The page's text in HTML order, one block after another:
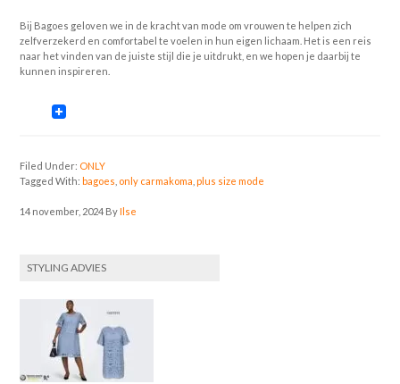
Bij Bagoes geloven we in de kracht van mode om vrouwen te helpen zich
zelfverzekerd en comfortabel te voelen in hun eigen lichaam. Het is een reis
naar het vinden van de juiste stijl die je uitdrukt, en we hopen je daarbij te
kunnen inspireren.
Filed Under: ONLY
Tagged With: bagoes only carmakoma ,plus size mode
14 november, 2024 ByIlse
STYLING ADVIES